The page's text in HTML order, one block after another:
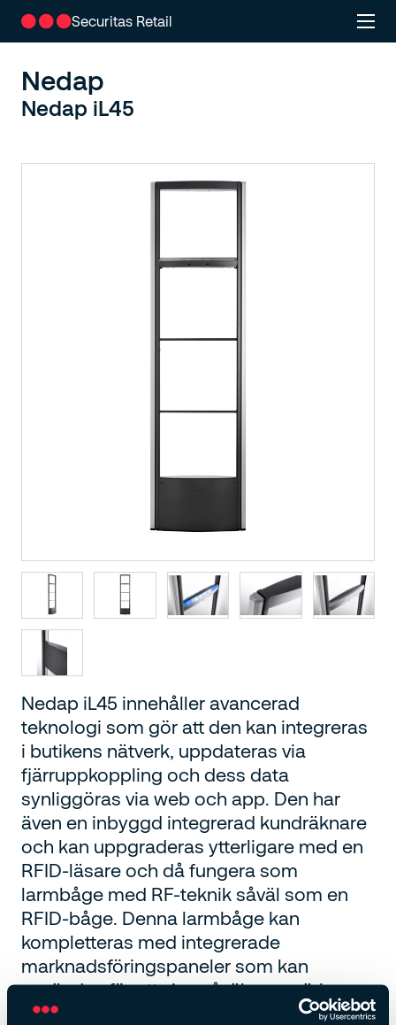
Securitas Retail
Nedap
Nedap iL45
Nedap iL45 innehåller avancerad
teknologi som gör att den kan integreras
i butikens nätverk, uppdateras via
fjärruppkoppling och dess data
synliggöras via web och app. Den har
även en inbyggd integrerad kundräknare
och kan uppgraderas ytterligare med en
RFID-läsare och då fungera som
larmbåge med RF-teknik såväl som en
RFID-båge. Denna larmbåge kan
kompletteras med integrerade
marknadsföringspaneler som kan
användas för att visa såväl varumärke
som kampanjer och erbjudanden.